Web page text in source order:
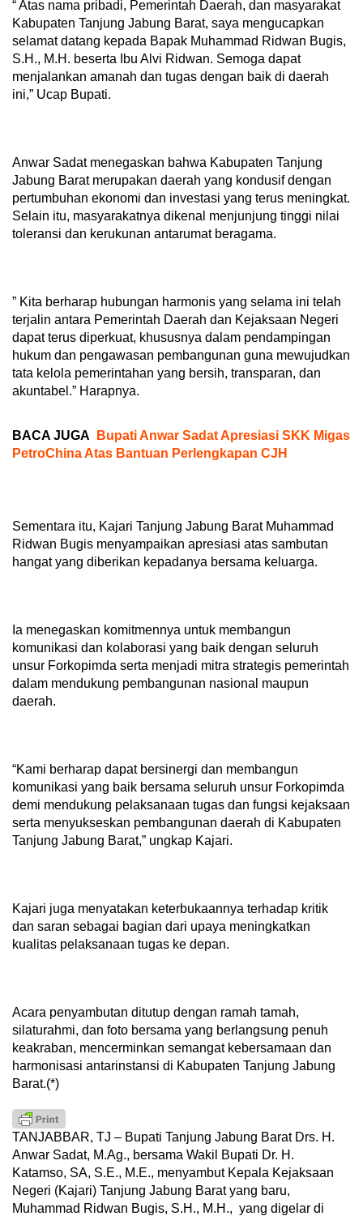
“ Atas nama pribadi, Pemerintah Daerah, dan masyarakat
Kabupaten Tanjung Jabung Barat, saya mengucapkan
selamat datang kepada Bapak Muhammad Ridwan Bugis,
S.H., M.H. beserta Ibu Alvi Ridwan. Semoga dapat
menjalankan amanah dan tugas dengan baik di daerah
ini,” Ucap Bupati.
Anwar Sadat menegaskan bahwa Kabupaten Tanjung
Jabung Barat merupakan daerah yang kondusif dengan
pertumbuhan ekonomi dan investasi yang terus meningkat.
Selain itu, masyarakatnya dikenal menjunjung tinggi nilai
toleransi dan kerukunan antarumat beragama.
” Kita berharap hubungan harmonis yang selama ini telah
terjalin antara Pemerintah Daerah dan Kejaksaan Negeri
dapat terus diperkuat, khususnya dalam pendampingan
hukum dan pengawasan pembangunan guna mewujudkan
tata kelola pemerintahan yang bersih, transparan, dan
akuntabel.” Harapnya.
BACA JUGA
Bupati Anwar Sadat Apresiasi SKK Migas
PetroChina Atas Bantuan Perlengkapan CJH
Sementara itu, Kajari Tanjung Jabung Barat Muhammad
Ridwan Bugis menyampaikan apresiasi atas sambutan
hangat yang diberikan kepadanya bersama keluarga.
Ia menegaskan komitmennya untuk membangun
komunikasi dan kolaborasi yang baik dengan seluruh
unsur Forkopimda serta menjadi mitra strategis pemerintah
dalam mendukung pembangunan nasional maupun
daerah.
“Kami berharap dapat bersinergi dan membangun
komunikasi yang baik bersama seluruh unsur Forkopimda
demi mendukung pelaksanaan tugas dan fungsi kejaksaan
serta menyukseskan pembangunan daerah di Kabupaten
Tanjung Jabung Barat,” ungkap Kajari.
Kajari juga menyatakan keterbukaannya terhadap kritik
dan saran sebagai bagian dari upaya meningkatkan
kualitas pelaksanaan tugas ke depan.
Acara penyambutan ditutup dengan ramah tamah,
silaturahmi, dan foto bersama yang berlangsung penuh
keakraban, mencerminkan semangat kebersamaan dan
harmonisasi antarinstansi di Kabupaten Tanjung Jabung
Barat.(*)
TANJABBAR, TJ – Bupati Tanjung Jabung Barat Drs. H.
Anwar Sadat, M.Ag., bersama Wakil Bupati Dr. H.
Katamso, SA, S.E., M.E., menyambut Kepala Kejaksaan
Negeri (Kajari) Tanjung Jabung Barat yang baru,
Muhammad Ridwan Bugis, S.H., M.H., yang digelar di